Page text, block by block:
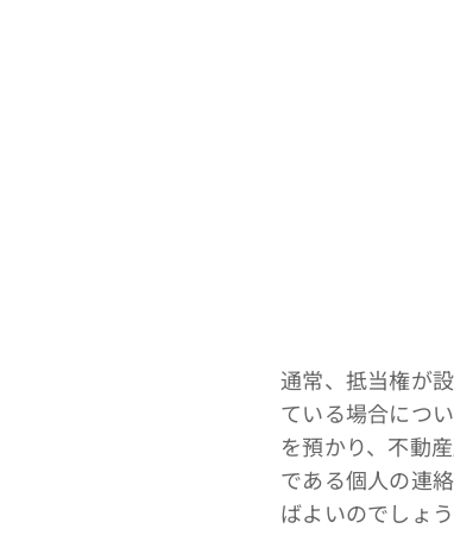
通常、抵当権が
ている場合につ
を預かり、不動
である個人の連
ばよいのでしょう